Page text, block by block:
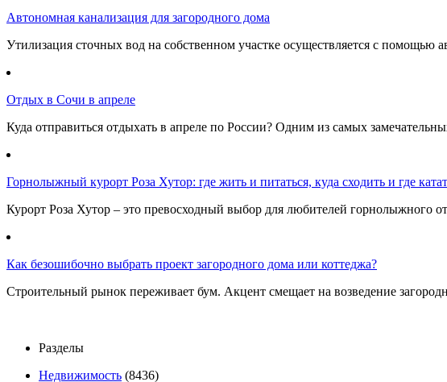
Автономная канализация для загородного дома
Утилизация сточных вод на собственном участке осуществляется с помощью
Отдых в Сочи в апреле
Куда отправиться отдыхать в апреле по России? Одним из самых
Горнолыжный курорт Роза Хутор: где жить и питаться, куда сходить и где
Курорт Роза Хутор – это превосходный выбор для любителей горнолыжного
Как безошибочно выбрать проект загородного дома или коттеджа?
Строительный рынок переживает бум. Акцент смещает на возведение
Разделы
Недвижимость (8436)